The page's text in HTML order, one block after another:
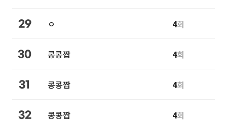
29 ㅇ 4회
30 콩콩짭 4회
31 콩콩짭 4회
32 콩콩짭 4회